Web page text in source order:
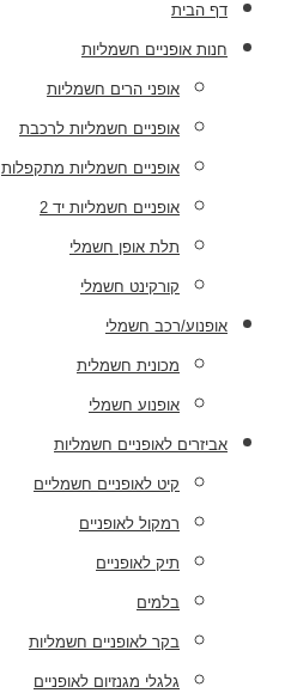
דף הבית
חנות אופניים חשמליות
אופני הרים חשמליות
אופניים חשמליות לרכבת
אופניים חשמליות מתקפלות
אופניים חשמליות יד 2
תלת אופן חשמלי
קורקינט חשמלי
אופנוע/רכב חשמלי
מכונית חשמלית
אופנוע חשמלי
אביזרים לאופניים חשמליות
קיט לאופניים חשמליים
רמקול לאופניים
תיק לאופניים
בלמים
בקר לאופניים חשמליות
גלגלי מגנזיום לאופניים